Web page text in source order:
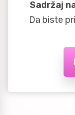
Sadržaj
Da biste